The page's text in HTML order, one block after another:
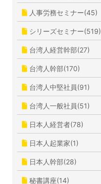
人事労務セミナー(45)
シリーズセミナー(519)
台湾人経営幹部(27)
台湾人幹部(170)
台湾人中堅社員(91)
台湾人一般社員(51)
日本人経営者(78)
日本人起業家(1)
日本人幹部(28)
秘書講座(14)